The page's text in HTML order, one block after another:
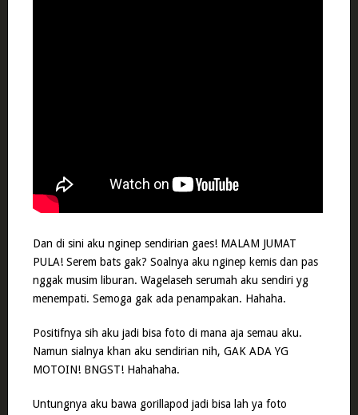
Dan di sini aku nginep sendirian gaes! MALAM JUMAT
PULA! Serem bats gak? Soalnya aku nginep kemis dan pas
nggak musim liburan. Wagelaseh serumah aku sendiri yg
menempati. Semoga gak ada penampakan. Hahaha.
Positifnya sih aku jadi bisa foto di mana aja semau aku.
Namun sialnya khan aku sendirian nih, GAK ADA YG
MOTOIN! BNGST! Hahahaha.
Untungnya aku bawa gorillapod jadi bisa lah ya foto